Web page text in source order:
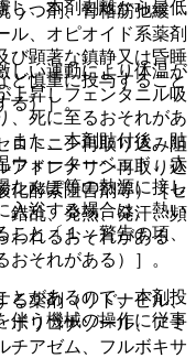
うつ剤、骨格筋弛緩
ル、オピオイド系薬剤
び顕著な鎮静又は昏睡
ど慎重に投与すること
る）］。
トニン再取り込み阻
アドレナリン再取り込
化酵素阻害剤等）［セ
錯乱、発熱、発汗、頻
われるおそれがある
それがある）］。
薬剤（リトナビル、
ボリコナゾール、アミ
チアゼム、フルボキサ
し、本剤剥離から最低
しい運動により体温が
上昇しフェンタニル吸
、死に至るおそれがあ
また、本剤貼付後、貼
ウォーターベッド、赤
たんぽ等の熱源に接し
入浴する場合は、熱い
と〔１．警告の項、
があるので、本剤投
伴う機械の操作に従事